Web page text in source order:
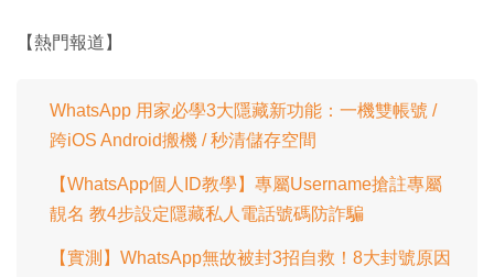
【熱門報道】
WhatsApp 用家必學3大隱藏新功能：一機雙帳號 /
跨iOS Android搬機 / 秒清儲存空間
【WhatsApp個人ID教學】專屬Username搶註專屬
靚名 教4步設定隱藏私人電話號碼防詐騙
【實測】WhatsApp無故被封3招自救！8大封號原因